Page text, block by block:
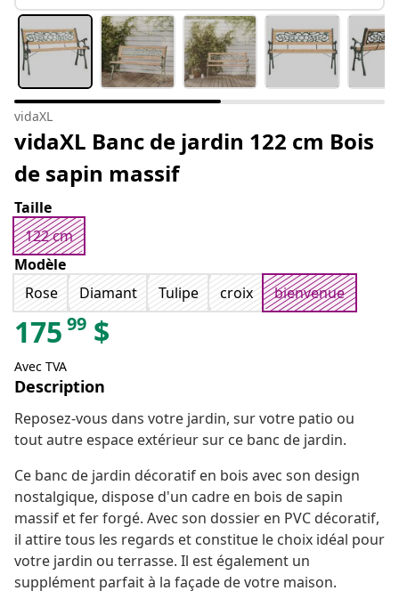
vidaXL
vidaXL Banc de jardin 122 cm Bois
de sapin massif
Taille
122 cm
Modèle
Rose
Diamant Tulipe croix bienvenue
175 99 $
Avec TVA
Description
Reposez-vous dans votre jardin, sur votre patio ou
tout autre espace extérieur sur ce banc de jardin.
Ce banc de jardin décoratif en bois avec son design
nostalgique, dispose d'un cadre en bois de sapin
massif et fer forgé. Avec son dossier en PVC décoratif,
il attire tous les regards et constitue le choix idéal pour
votre jardin ou terrasse. Il est également un
supplément parfait à la façade de votre maison.